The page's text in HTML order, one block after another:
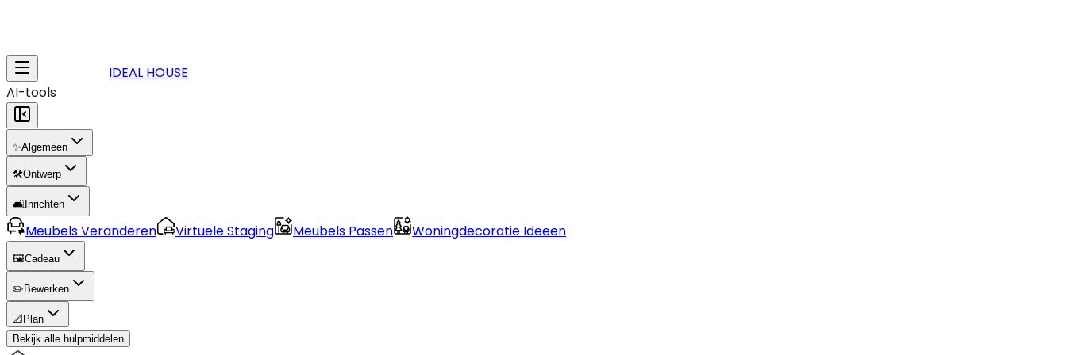
IDEAL HOUSE
AI-tools
✨Algemeen
🛠️Ontwerp
🛋️ Inrichten
Meubels Veranderen Virtuele Staging Meubels Passen Woningdecoratie Ideeen
🖼️Cadeau
✏️ Bewerken
📐 Plan
Bekijk alle hulpmiddelen